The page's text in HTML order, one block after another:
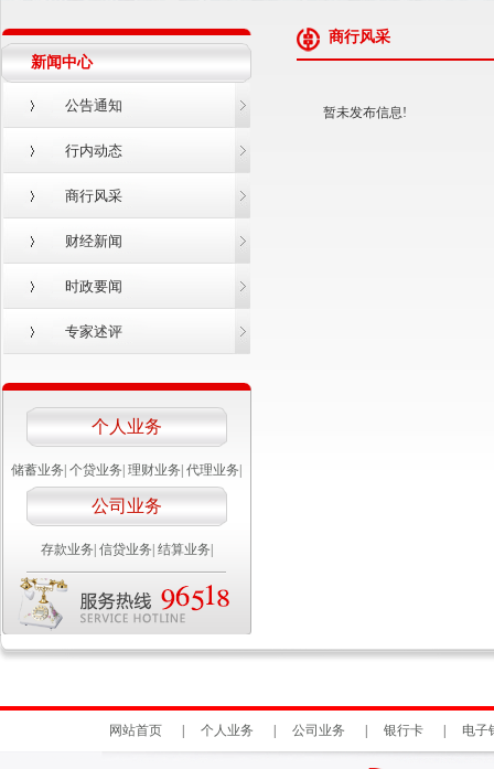
新闻中心
公告通知
行内动态
商行风采
财经新闻
时政要闻
专家述评
个人业务
储蓄业务 个贷业务 理财业务 代理业务
公司业务
存款业务 信贷业务 结算业务
商行风采
暂未发布信息!
网站首页 个人业务 公司业务 银行卡 电子